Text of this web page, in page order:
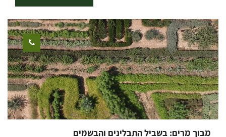
להעשירו במגוון צמחים מרפא שאני מגדלת בעצמי. בסבונים שאני מכינה
אני חוגגת את אהבתי לטבע, לבריאות וליצירה. הגינה שלי היא מקור
ההשראה שלי ומקור חלק מן החומרים שאני משלבת בהם. הצטרפו אלי
לסדנאות שבהן תוכלו ללמוד להכין סבונים טבעיים, להכיר את הגינה שלי
וללמוד מגוון דרכים שבהן תוכלו לשלב פרחים וצמחי תבלין ומרפא בסבונים
מעשי ידיכם. בסדנה תכינו סבונים שאותם תוכלו לקחת איתכם הביתה.
אפשר לתאם סדנה למתחילים (לא נדרש ידע קודם) או סדנה למתקדמים
שבה מתעמקים בטכניקות עיצוב סבונים. הסדנאות מועברות בקבוצות
קטנות ומלוות בכיבוד קל. הפעילות מתאימה למי שרוצה ללמוד להכין
סבונים וגם כפעילות מהנה עם חברות. אורך סדנה כשעתיים וחצי-שלוש.
מבוך מרים: בשביל התבלינים והבשמים